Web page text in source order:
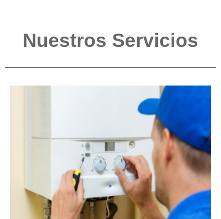
Nuestros Servicios